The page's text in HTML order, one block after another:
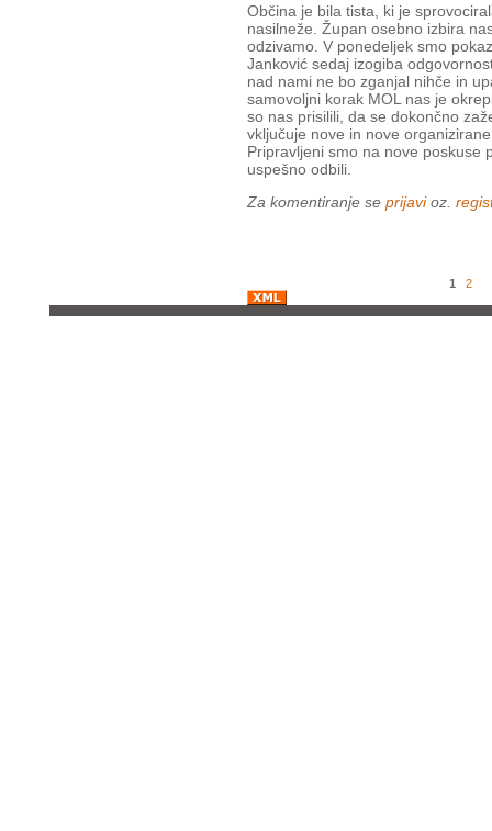
Občina je bila tista, ki je
nasilneže. Župan osebno izbira
odzivamo. V ponedeljek smo
Janković sedaj izogiba
nad nami ne bo zganjal nihče in
samovoljni korak MOL nas je
so nas prisilili, da se dokončno
vključuje nove in nove
Pripravljeni smo na nove poskuse
uspešno odbili.
Za komentiranje se prijavioz.
1 2